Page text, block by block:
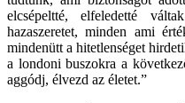
elcsépeltté, elfeledetté
hazaszeretet, minden ami
mindenütt a hitetlenséget
a londoni buszokra a
aggódj, élvezd az életet.”